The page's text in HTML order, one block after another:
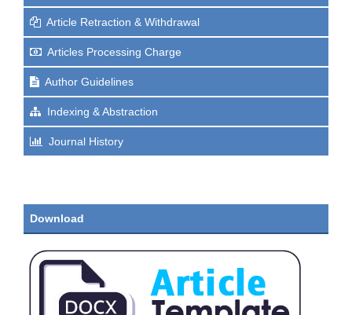
Article Retraction & Withdrawal
Articles Processing Charge
Author Guidelines
Indexing & Abstraction
Journal History
Download